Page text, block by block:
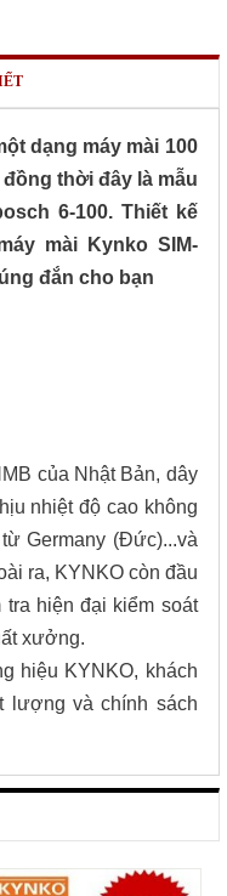
dạng máy mài 100
thời đây là mẫu
6-100. Thiết kế
mài Kynko SIM-
đắn cho bạn
của Nhật Bản, dây
nhiệt độ cao không
Germany (Đức)...và
ra, KYNKO còn đầu
hiện đại kiểm soát
xưởng.
hiệu KYNKO, khách
lượng và chính sách